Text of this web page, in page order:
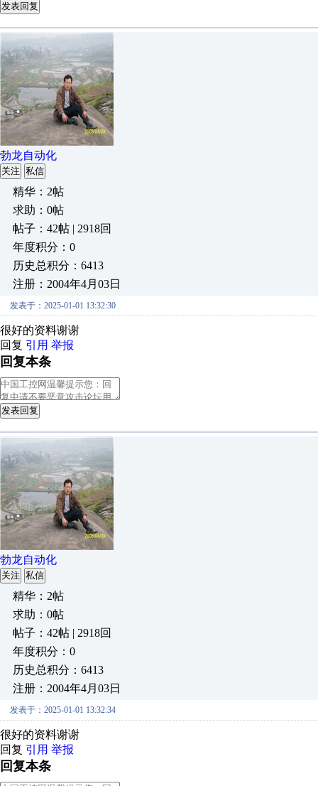
发表回复
勃龙自动化
关注 私信
精华：2帖
求助：0帖
帖子：42帖 | 2918回
年度积分：0
历史总积分：6413
注册：2004年4月03日
发表于：2025-01-01 13:32:30
很好的资料谢谢
回复 引用 举报
回复本条
发表回复
勃龙自动化
关注 私信
精华：2帖
求助：0帖
帖子：42帖 | 2918回
年度积分：0
历史总积分：6413
注册：2004年4月03日
发表于：2025-01-01 13:32:34
很好的资料谢谢
回复 引用 举报
回复本条